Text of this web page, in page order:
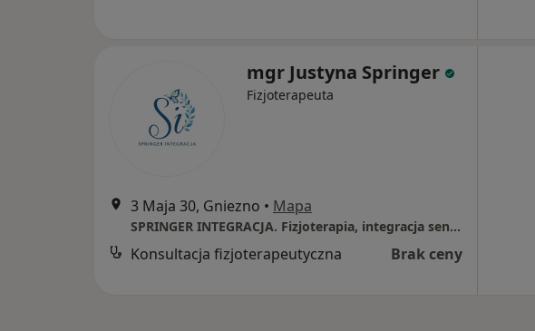
mgr Justyna Springer
Fizjoterapeuta
3 Maja 30, Gniezno • Mapa
SPRINGER INTEGRACJA. Fizjoterapia, integracja sensoryczna, wodoroterapia, biofeedback. Dotyk motyla, masaż Shantala.
Konsultacja fizjoterapeutyczna Brak ceny